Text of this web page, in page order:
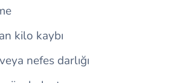
kilo kaybı
nefes darlığı